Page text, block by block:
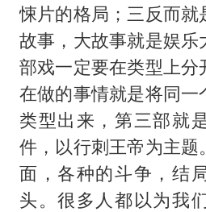
悚片的格局；三反而就
故事，大故事就是娱乐
部戏一定要在类型上分
在做的事情就是将同一
类型出来，第三部就
件，以行刺王帝为主题
面，各种的斗争，结
头。很多人都以为我